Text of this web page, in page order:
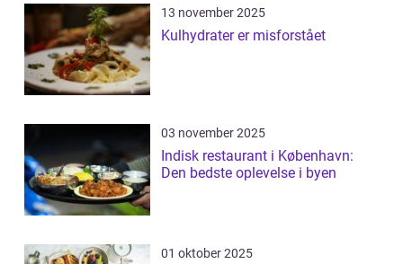
13 november 2025
Kulhydrater er misforstået
03 november 2025
Indisk restaurant i København:
Den bedste oplevelse i byen
01 oktober 2025